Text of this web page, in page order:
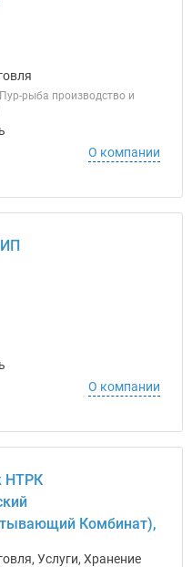
рыба производство и
О компании
ИП
О компании
НТРК
Комбинат),
Услуги, Хранение